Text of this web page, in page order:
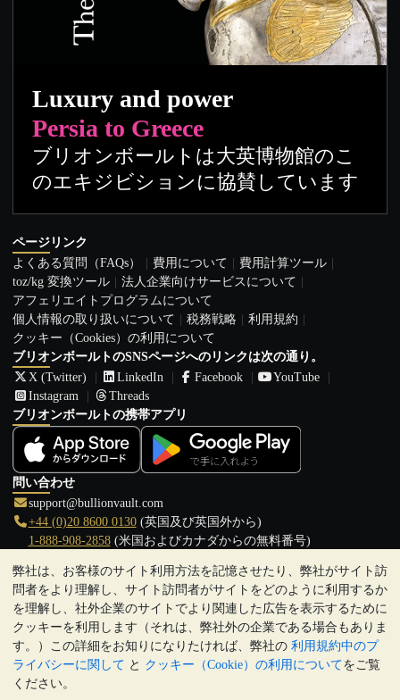
弊社は、お客様のサイト利用方法を記憶させたり、弊社がサイト訪
問者をより理解し、サイト訪問者がサイトをどのように利用するか
を理解し、社外企業のサイトでより関連した広告を表示するために
クッキーを利用します（それは、弊社外の企業である場合もありま
す。）この詳細をお知りになりたければ、弊社の 利用規約中のプ
ライバシーに関して と クッキー（Cookie）の利用についてをご覧
ください。
Luxury and power
Persia to Greece
ブリオンボールトは大英博物館のこ
のエキジビションに協賛しています
ページリンク
よくある質問（FAQs）
費用について
費用計算ツール
toz/kg 変換ツール
法人企業向けサービスについて
アフェリエイトプログラムについて
個人情報の取り扱いについて
税務戦略
利用規約
クッキー（Cookies）の利用について
ブリオンボールトのSNSページへのリンクは次の通り。
X (Twitter)
LinkedIn Facebook
YouTube
Instagram
Threads
ブリオンボールトの携帯アプリ
問い合わせ
support@bullionvault.com
+44 (0)20 8600 0130(英国及び英国外から)
1-888-908-2858(米国およびカナダからの無料番号)
クリックして通話を開始
営業時間:
9:00～20:30 (英国), 月曜日から金曜日
17:00～2:30（日本時間）, 月曜日から金曜日
Galmarley Ltd T/A BullionVault
3 Shortlands (7th Floor)